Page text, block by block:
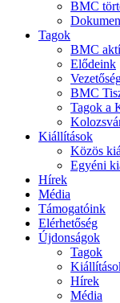
BMC
Tagok
BMC
Elődeink
BMC
Tagok a
Kiállítások
Közös
Egyéni
Hírek
Média
Támogatóink
Elérhetőség
Újdonságok
Tagok
Hírek
Média